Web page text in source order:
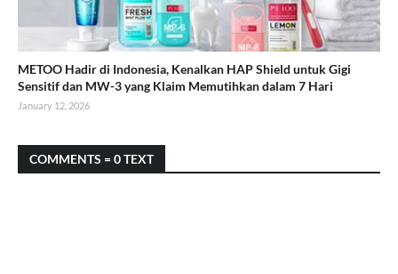
METOO Hadir di Indonesia, Kenalkan HAP Shield untuk Gigi
Sensitif dan MW-3 yang Klaim Memutihkan dalam 7 Hari
January 12, 2026
COMMENTS = 0 TEXT